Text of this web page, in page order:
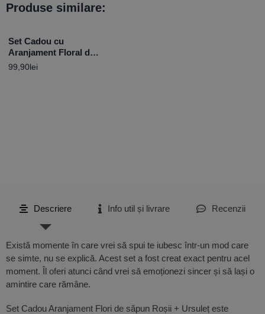
Produse similare:
Set Cadou cu
Aranjament Floral din
săpun și Odorizant de
99,90lei
Descriere Info util și livrare Recenzii
Există momente în care vrei să spui te iubesc într-un mod care
se simte, nu se explică. Acest set a fost creat exact pentru acel
moment. Îl oferi atunci când vrei să emoționezi sincer și să lași o
amintire care rămâne.
Set Cadou Aranjament Flori de săpun Roșii + Ursuleț este